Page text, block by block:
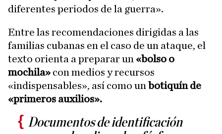
diferentes periodos de la guerra».
Entre las recomendaciones dirigidas a las
familias cubanas en el caso de un ataque, el
texto orienta a preparar un «bolso o
mochila» con medios y recursos
«indispensables», así como un botiquín de
«primeros auxilios».
Documentos de identificación